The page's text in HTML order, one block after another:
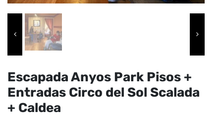
Escapada Anyos Park Pisos +
Entradas Circo del Sol Scalada
+ Caldea